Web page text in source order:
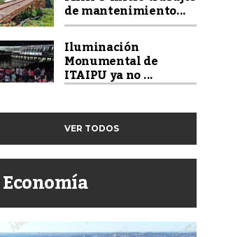
de mantenimiento...
Iluminación
Monumental de
ITAIPU ya no ...
VER TODOS
Economía